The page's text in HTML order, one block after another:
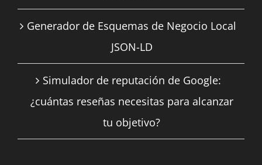
Generador de Esquemas de Negocio Local
JSON-LD
Simulador de reputación de Google:
¿cuántas reseñas necesitas para alcanzar
tu objetivo?